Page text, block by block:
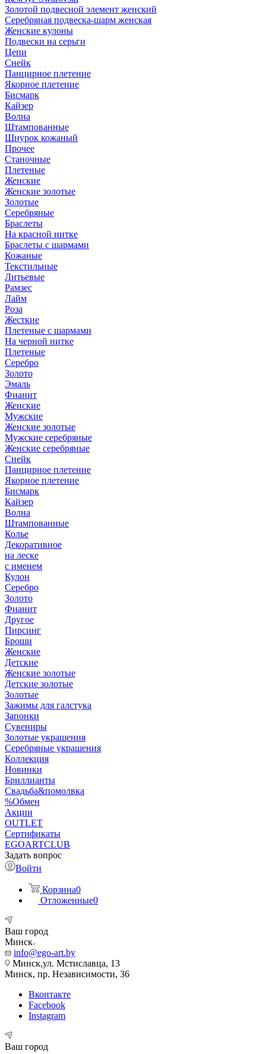
Золотой подвесной элемент женcкий
Серебряная подвеска-шарм женская
Женские кулоны
Подвески на серьги
Цепи
Снейк
Панцирное плетение
Якорное плетение
Бисмарк
Кайзер
Волна
Штампованные
Шнурок кожаный
Прочее
Станочные
Плетеные
Женские
Женские золотые
Золотые
Серебряные
Браслеты
На красной нитке
Браслеты с шармами
Кожаные
Текстильные
Литьевые
Рамзес
Лайм
Роза
Жесткие
Плетеные с шармами
На черной нитке
Плетеные
Серебро
Золото
Эмаль
Фианит
Женские
Мужские
Женские золотые
Мужские серебряные
Женские серебряные
Снейк
Панцирное плетение
Якорное плетение
Бисмарк
Кайзер
Волна
Штампованные
Колье
Декоративное
на леске
с именем
Кулон
Серебро
Золото
Фианит
Другое
Пирсинг
Броши
Женские
Детские
Женские золотые
Детские золотые
Золотые
Зажимы для галстука
Запонки
Сувениры
Золотые украшения
Серебряные украшения
Коллекция
Новинки
Бриллианты
Свадьба&помолвка
%Обмен
Акции
OUTLET
Сертификаты
EGOARTCLUB
Задать вопрос
Войти
Корзина0
Отложенные0
Ваш город
Минск
info@ego-art.by
Минск,ул. Мстиславца, 13
Минск, пр. Независимости, 36
Вконтакте
Facebook
Instagram
Ваш город